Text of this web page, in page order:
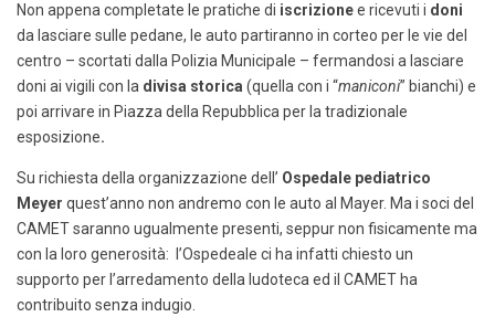
Non appena completate le pratiche di iscrizionee ricevuti i doni
da lasciare sulle pedane, le auto partiranno in corteo per le vie del
centro – scortati dalla Polizia Municipale – fermandosi a lasciare
doni ai vigili con la divisa storica (quella con i “maniconi” bianchi) e
poi arrivare in Piazza della Repubblica per la tradizionale
esposizione.
Su richiesta della organizzazione dell’ Ospedale pediatrico
Meyer quest’anno non andremo con le auto al Mayer. Ma i soci del
CAMET saranno ugualmente presenti, seppur non fisicamente ma
con la loro generosità: l’Ospedeale ci ha infatti chiesto un
supporto per l’arredamento della ludoteca ed il CAMET ha
contribuito senza indugio.